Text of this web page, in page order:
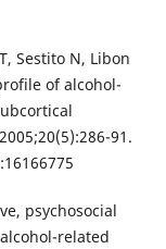
Sestito N, Libon
of alcohol-
91.
psychosocial
related